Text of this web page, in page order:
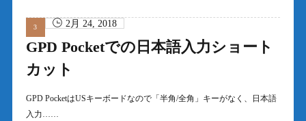
2月 24, 2018
GPD Pocketでの日本語入力ショート
カット
GPD PocketはUSキーボードなので「半角/全角」キーがなく、日本語
入力……